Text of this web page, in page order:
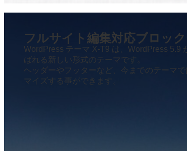
フルサイト編集対応ブロッ
WordPress テーマ X-T9 は、WordPress 5.9
ばれる新しい形式のテーマです。
ヘッダーやフッターなど、今までのテーマ
マイズする事ができます。